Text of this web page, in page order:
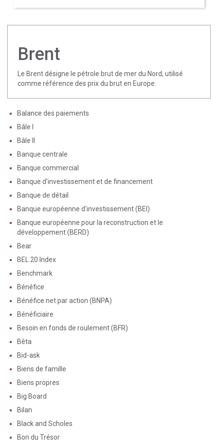
Brent
Le Brent désigne le pétrole brut de mer du Nord, utilisé
comme référence des prix du brut en Europe.
Balance des paiements
Bâle I
Bâle II
Banque centrale
Banque commercial
Banque d'investissement et de financement
Banque de détail
Banque européenne d'investissement (BEI)
Banque européenne pour la reconstruction et le
développement (BERD)
Bear
BEL 20 Index
Benchmark
Bénéfice
Bénéfice net par action (BNPA)
Bénéficiaire
Besoin en fonds de roulement (BFR)
Bêta
Bid-ask
Biens de famille
Biens propres
Big Board
Bilan
Black and Scholes
Bon du Trésor